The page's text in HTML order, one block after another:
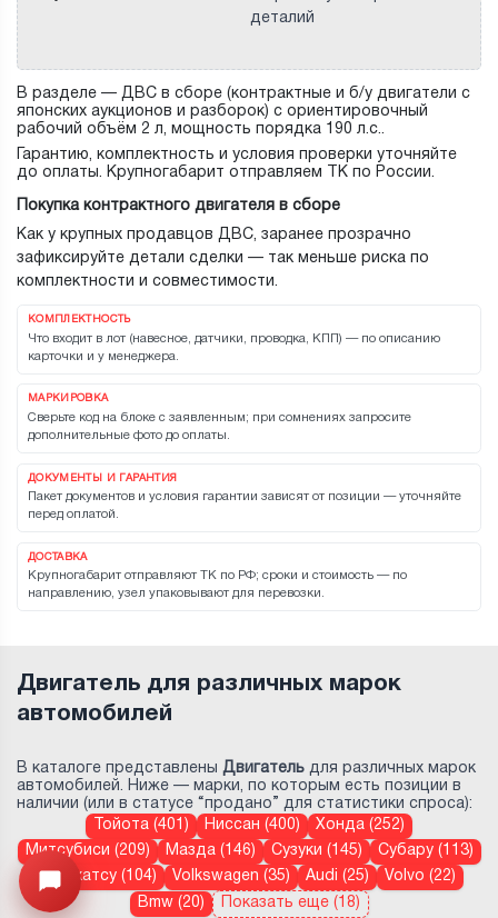
деталий
В разделе — ДВС в сборе (контрактные и б/у двигатели с
японских аукционов и разборок) с ориентировочный
рабочий объём 2 л, мощность порядка 190 л.с..
Гарантию, комплектность и условия проверки уточняйте
до оплаты. Крупногабарит отправляем ТК по России.
Покупка контрактного двигателя в сборе
Как у крупных продавцов ДВС, заранее прозрачно
зафиксируйте детали сделки — так меньше риска по
комплектности и совместимости.
КОМПЛЕКТНОСТЬ
Что входит в лот (навесное, датчики, проводка, КПП) — по описанию
карточки и у менеджера.
МАРКИРОВКА
Сверьте код на блоке с заявленным; при сомнениях запросите
дополнительные фото до оплаты.
ДОКУМЕНТЫ И ГАРАНТИЯ
Пакет документов и условия гарантии зависят от позиции — уточняйте
перед оплатой.
ДОСТАВКА
Крупногабарит отправляют ТК по РФ; сроки и стоимость — по
направлению, узел упаковывают для перевозки.
Открыть меню
Двигатель для различных марок
автомобилей
В каталоге представлены Двигатель для различных марок
автомобилей. Ниже — марки, по которым есть позиции в
наличии (или в статусе “продано” для статистики спроса):
Тойота (401)
Ниссан (400)
Хонда (252)
Митсубиси (209)
Мазда (146) Сузуки (145)
Субару (113)
Дайхатсу (104)
Volkswagen (35) Audi (25)
Volvo (22)
Bmw (20)
Показать еще (18)